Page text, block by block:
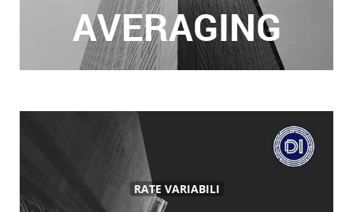
AVERAGING
RATE VARIABILI